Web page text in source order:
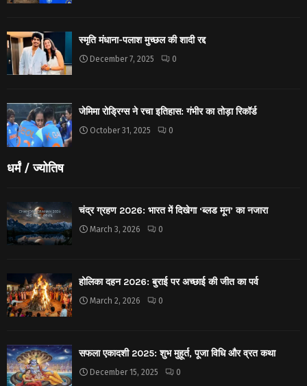
स्मृति मंधाना-पलाश मुच्छल की शादी रद्द
December 7, 2025 0
जेमिमा रोड्रिग्स ने रचा इतिहास: गंभीर का तोड़ा रिकॉर्ड
October 31, 2025 0
धर्मं / ज्योतिष
चंद्र ग्रहण 2026: भारत में दिखेगा ‘ब्लड मून’ का नजारा
March 3, 2026 0
होलिका दहन 2026: बुराई पर अच्छाई की जीत का पर्व
March 2, 2026 0
सफला एकादशी 2025: शुभ मुहूर्त, पूजा विधि और व्रत कथा
December 15, 2025 0